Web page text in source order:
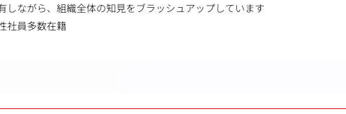
ながら、組織全体の知見をブラッシュアップしています
社員多数在籍